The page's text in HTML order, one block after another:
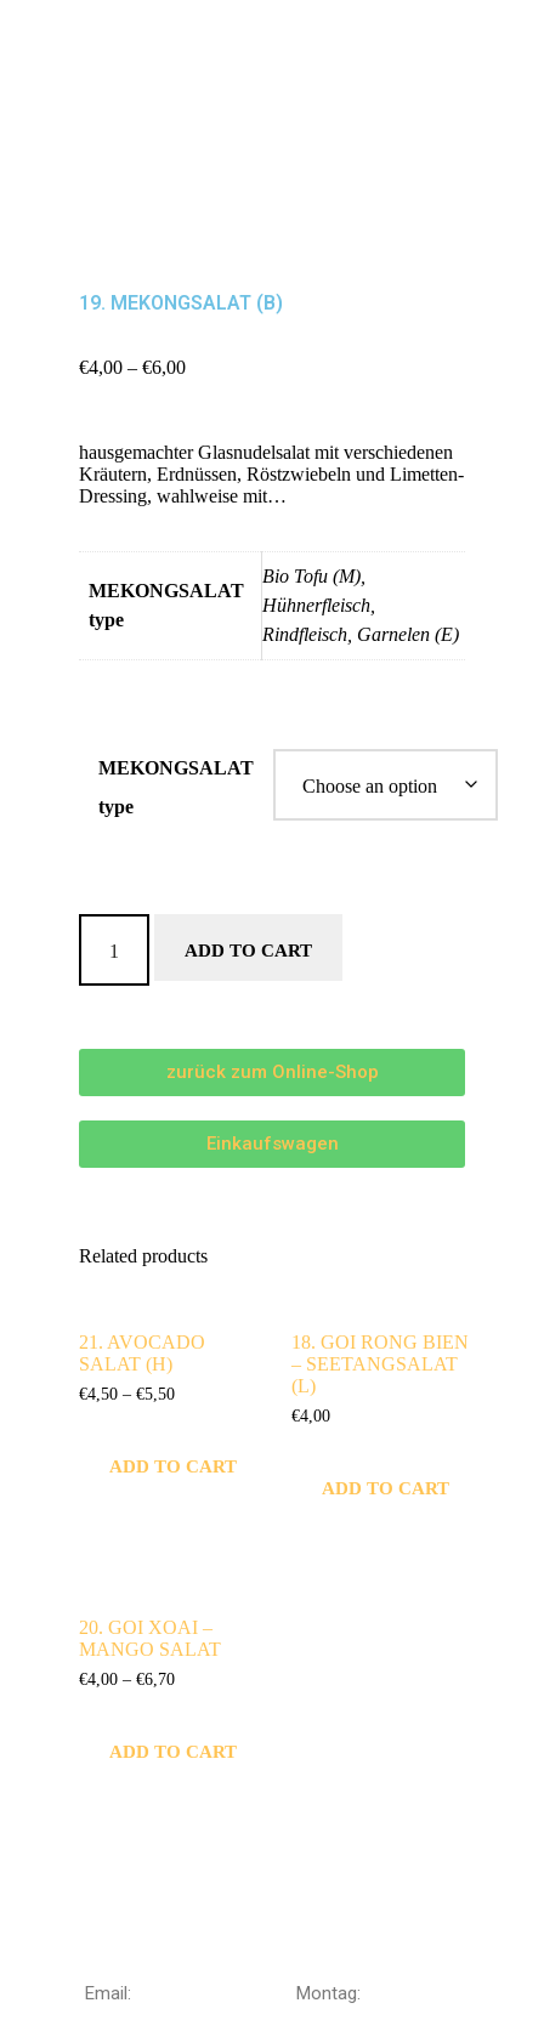
19. MEKONGSALAT (B)
€4,00 – €6,00
hausgemachter Glasnudelsalat mit verschiedenen
Kräutern, Erdnüssen, Röstzwiebeln und Limetten-
Dressing, wahlweise mit…
MEKONGSALAT
type
Bio Tofu (M),
Hühnerfleisch,
Rindfleisch, Garnelen (E)
MEKONGSALAT
type
ADD TO CART
zurück zum Online-Shop
Einkaufswagen
Related products
21. AVOCADO
SALAT (H)
€4,50 – €5,50
ADD TO CART
18. GOI RONG BIEN
– SEETANGSALAT
(L)
€4,00
ADD TO CART
20. GOI XOAI –
MANGO SALAT
€4,00 – €6,70
ADD TO CART
Email:
Montag: